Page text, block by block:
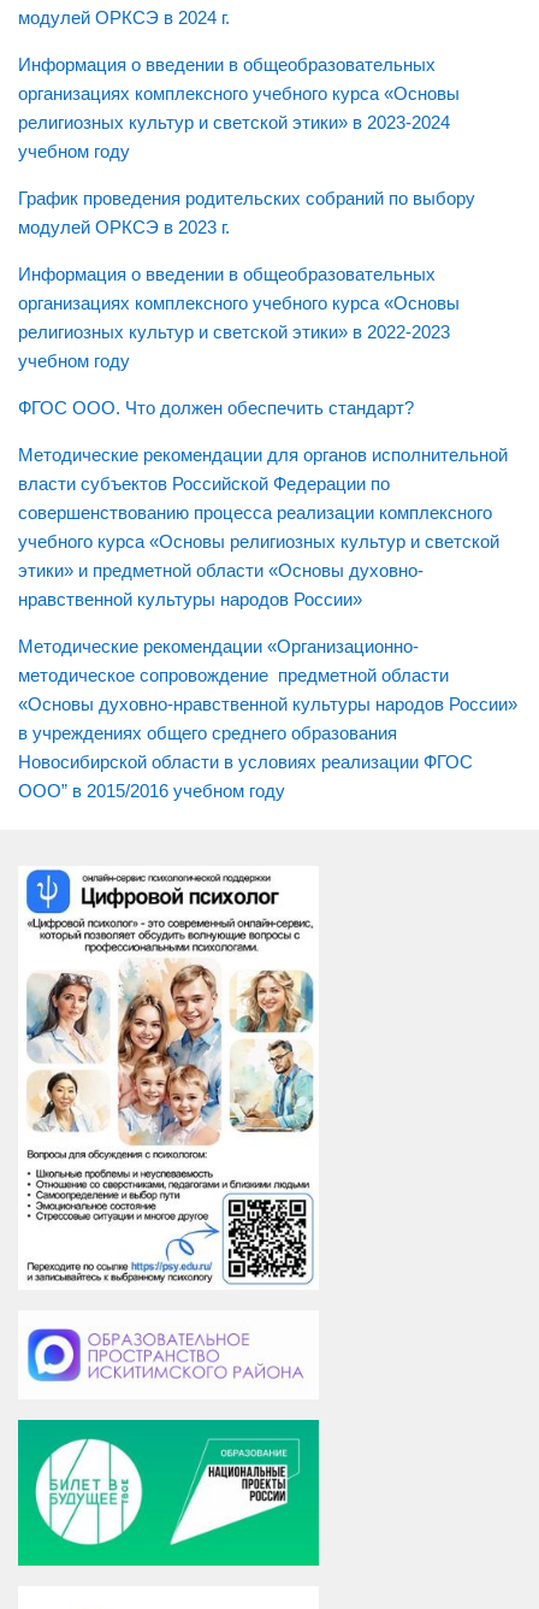
Библиотека
Документы
Сетевой учитель
Требования к публикации
Математика, физика, информатика
Русский язык и литература
Иностранный язык
Дошкольное образование
ММО
Родителям
модулей ОРКСЭ в 2024 г.
Информация о введении в общеобразовательных
организациях комплексного учебного курса «Основы
религиозных культур и светской этики» в 2023-2024
учебном году
График проведения родительских собраний по выбору
модулей ОРКСЭ в 2023 г.
Информация о введении в общеобразовательных
организациях комплексного учебного курса «Основы
религиозных культур и светской этики» в 2022-2023
учебном году
ФГОС ООО. Что должен обеспечить стандарт?
Методические рекомендации для органов исполнительной
власти субъектов Российской Федерации по
совершенствованию процесса реализации комплексного
учебного курса «Основы религиозных культур и светской
этики» и предметной области «Основы духовно-
нравственной культуры народов России»
Методические рекомендации «Организационно-
методическое сопровождение предметной области
«Основы духовно-нравственной культуры народов России»
в учреждениях общего среднего образования
Новосибирской области в условиях реализации ФГОС
ООО” в 2015/2016 учебном году